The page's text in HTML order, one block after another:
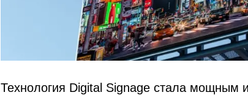
Технология Digital Signage стала мощным